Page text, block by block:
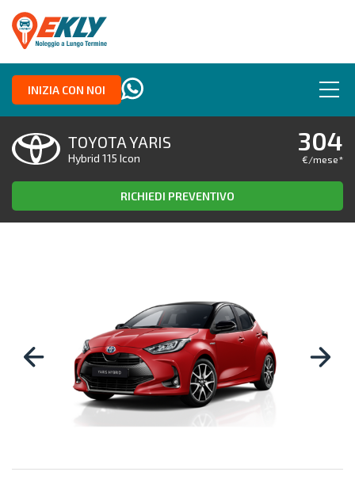
INIZIA CON NOI
TOYOTA YARIS
Hybrid 115 Icon
304
€/mese*
RICHIEDI PREVENTIVO